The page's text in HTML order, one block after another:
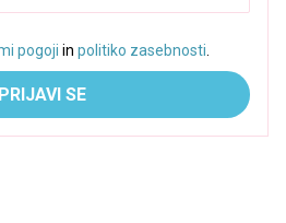
pogoji in politiko zasebnosti.
PRIJAVI SE